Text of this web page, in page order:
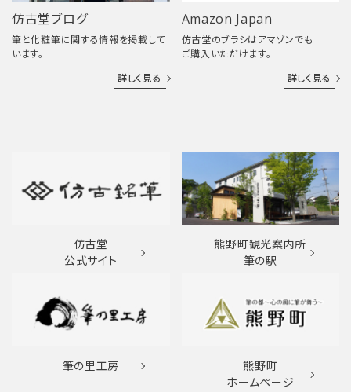
仿古堂ブログ
筆と化粧筆に関する情報を掲載して
います。
詳しく見る
Amazon Japan
仿古堂のブラシはアマゾンでも
ご購入いただけます。
詳しく見る
仿古堂
公式サイト
熊野町観光案内所
筆の駅
筆の里工房
熊野町
ホームページ